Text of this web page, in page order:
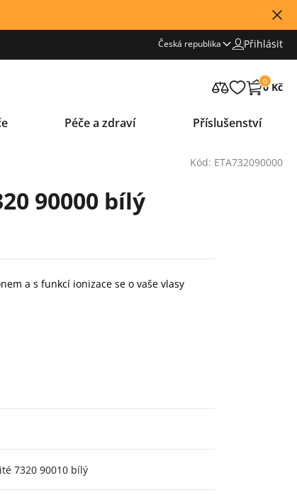
Česká republika Přihlásit
0
0 Kč
Péče a zdraví Příslušenství
Kód: ETA732090000
90000 bílý
a s funkcí ionizace se o vaše vlasy
7320 90010 bílý